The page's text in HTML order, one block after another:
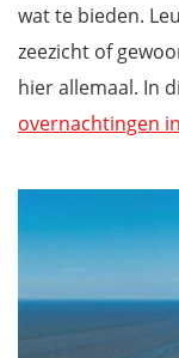
wat te bieden.
zeezicht of
hier allemaal. In
overnachtingen